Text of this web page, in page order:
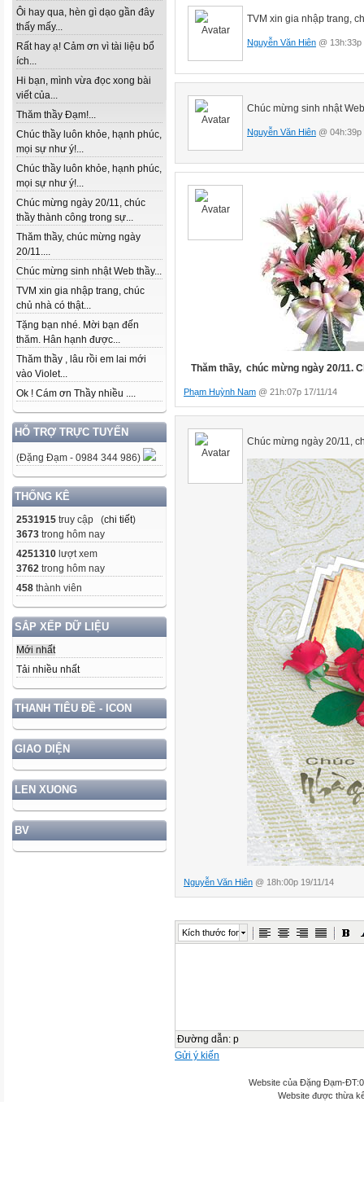
Ôi hay qua, hèn gì dạo gần đây
thấy mấy...
Rất hay ạ! Cảm ơn vì tài liệu bổ
ích...
Hi bạn, mình vừa đọc xong bài
viết của...
Thăm thầy Đạm!...
Chúc thầy luôn khỏe, hạnh phúc,
mọi sự như ý!...
Chúc thầy luôn khỏe, hạnh phúc,
mọi sự như ý!...
Chúc mừng ngày 20/11, chúc
thầy thành công trong sự...
Thăm thầy, chúc mừng ngày
20/11....
Chúc mừng sinh nhật Web thầy...
TVM xin gia nhập trang, chúc
chủ nhà có thật...
Tặng bạn nhé. Mời bạn đến
thăm. Hân hạnh được...
Thăm thầy , lâu rồi em lai mới
vào Violet...
Ok ! Cám ơn Thầy nhiều ....
HỖ TRỢ TRỰC TUYẾN
(Đặng Đạm - 0984 344 986)
THỐNG KÊ
2531915 truy cập (chi tiết)
3673 trong hôm nay
4251310 lượt xem
3762 trong hôm nay
458 thành viên
SẮP XẾP DỮ LIỆU
Mới nhất
Tải nhiều nhất
THANH TIÊU ĐỀ - ICON
GIAO DIỆN
LEN XUONG
BV
TVM xin gia nhập trang,
Nguyễn Văn Hiên @ 13h:33p
Chúc mừng sinh nhật
Nguyễn Văn Hiên @ 04h:39p
Thăm thầy, chúc mừng ngày 20/11.
Phạm Huỳnh Nam @ 21h:07p 17/11/14
Chúc mừng ngày 20/11,
Nguyễn Văn Hiên @ 18h:00p 19/11/14
Kích thước font
Đường dẫn: p
Gửi ý kiến
Website của Đặng Đạm-
Website được thừa